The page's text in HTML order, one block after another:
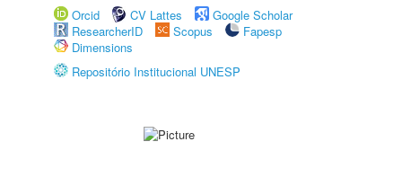
Orcid
CV Lattes
Google Scholar
ResearcherID
Scopus
Fapesp
Dimensions
Repositório Institucional UNESP